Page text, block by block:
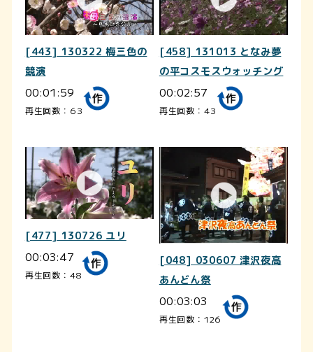
[443] 130322 梅三色の
競演
00:01:59
再生回数：63
[458] 131013 となみ夢
の平コスモスウォッチング
00:02:57
再生回数：43
[477] 130726 ユリ
00:03:47
再生回数：48
[048] 030607 津沢夜高
あんどん祭
00:03:03
再生回数：126